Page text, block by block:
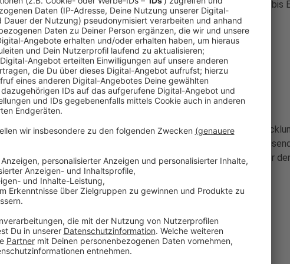
Corona-Schutzverordnung alle Großveranstaltungen zunächst nur bis
Anzeige
"Nur schwer vorstellbar"
Anzeige
Laut Stadt ist es aber schwer vorstellbar, bei der aktuellen
Veranstaltung mit ähnlichem Charakter zu realisieren. Mehrere
Raum ließen es nicht zu, Sicherheitsabstände in den Schlangen vor
einzuhalten.
Anzeige
Das war die Maiwoche 2019
Anzeige